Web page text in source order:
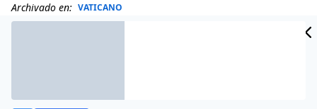
Archivado en: VATICANO